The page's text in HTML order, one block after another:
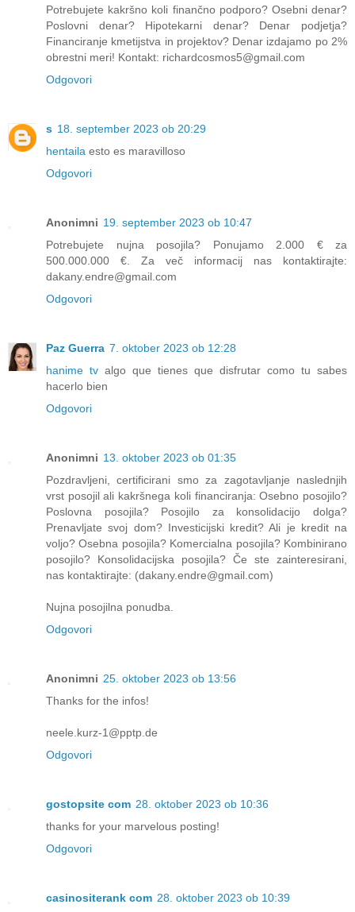
Potrebujete kakršno koli finančno podporo? Osebni denar?
Poslovni denar? Hipotekarni denar? Denar podjetja?
Financiranje kmetijstva in projektov? Denar izdajamo po 2%
obrestni meri! Kontakt: richardcosmos5@gmail.com
Odgovori
s 18. september 2023 ob 20:29
hentaila esto es maravilloso
Odgovori
Anonimni 19. september 2023 ob 10:47
Potrebujete nujna posojila? Ponujamo 2.000 € za
500.000.000 €. Za več informacij nas kontaktirajte:
dakany.endre@gmail.com
Odgovori
Paz Guerra 7. oktober 2023 ob 12:28
hanime tv algo que tienes que disfrutar como tu sabes
hacerlo bien
Odgovori
Anonimni 13. oktober 2023 ob 01:35
Pozdravljeni, certificirani smo za zagotavljanje naslednjih
vrst posojil ali kakršnega koli financiranja: Osebno posojilo?
Poslovna posojila? Posojilo za konsolidacijo dolga?
Prenavljate svoj dom? Investicijski kredit? Ali je kredit na
voljo? Osebna posojila? Komercialna posojila? Kombinirano
posojilo? Konsolidacijska posojila? Če ste zainteresirani,
nas kontaktirajte: (dakany.endre@gmail.com)
Nujna posojilna ponudba.
Odgovori
Anonimni 25. oktober 2023 ob 13:56
Thanks for the infos!
neele.kurz-1@pptp.de
Odgovori
gostopsite com 28. oktober 2023 ob 10:36
thanks for your marvelous posting!
Odgovori
casinositerank com 28. oktober 2023 ob 10:39